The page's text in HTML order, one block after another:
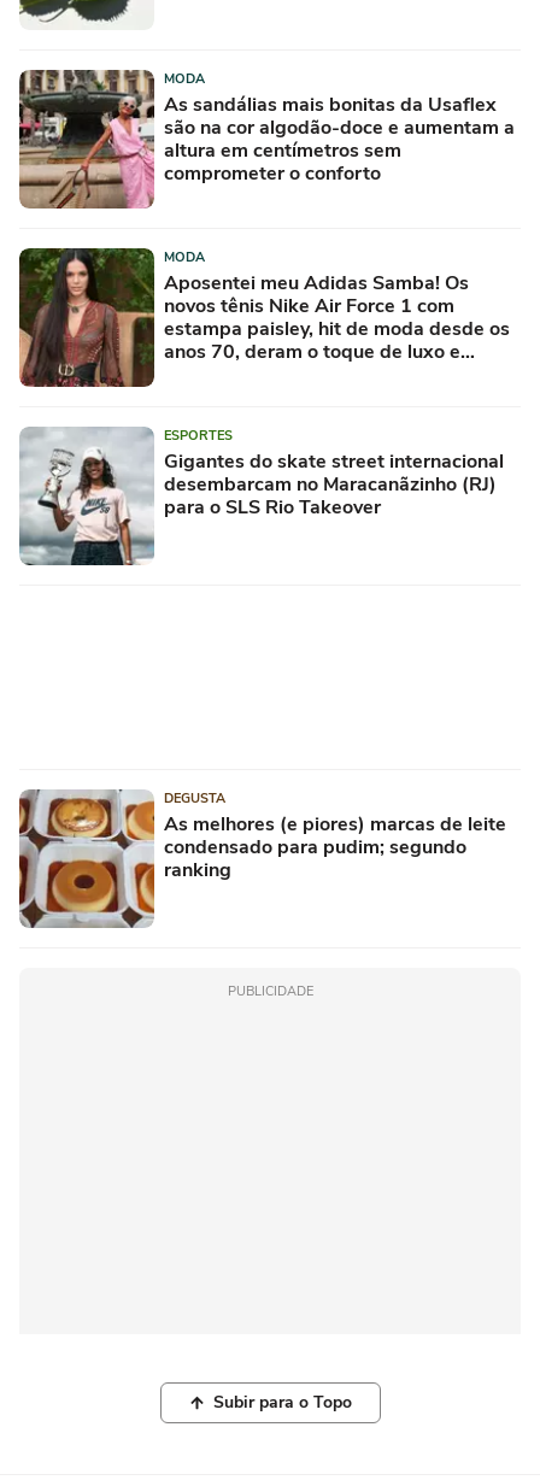
MODA
As sandálias mais bonitas da Usaflex
são na cor algodão-doce e aumentam a
altura em centímetros sem
comprometer o conforto
MODA
Aposentei meu Adidas Samba! Os
novos tênis Nike Air Force 1 com
estampa paisley, hit de moda desde os
anos 70, deram o toque de luxo e
ESPORTES
Gigantes do skate street internacional
desembarcam no Maracanãzinho (RJ)
para o SLS Rio Takeover
DEGUSTA
As melhores (e piores) marcas de leite
condensado para pudim; segundo
ranking
PUBLICIDADE
Subir para o Topo